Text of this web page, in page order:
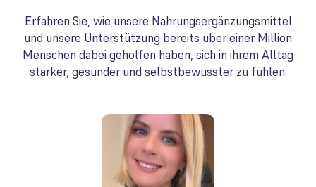
Erfahren Sie, wie unsere Nahrungsergänzungsmittel
und unsere Unterstützung bereits über einer Million
Menschen dabei geholfen haben, sich in ihrem Alltag
stärker, gesünder und selbstbewusster zu fühlen.